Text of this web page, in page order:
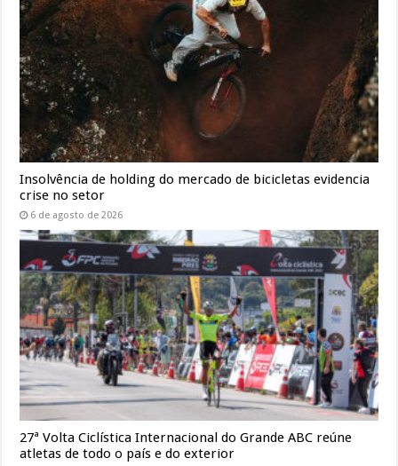
Insolvência de holding do mercado de bicicletas evidencia
crise no setor
6 de agosto de 2026
27ª Volta Ciclística Internacional do Grande ABC reúne
atletas de todo o país e do exterior